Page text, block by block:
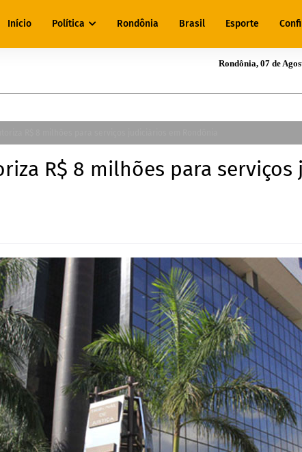
Início Política Rondônia Brasil Esporte
Rondônia, 07 de
R$ 8 milhões para serviços